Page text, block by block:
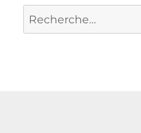
Recherche
pour :